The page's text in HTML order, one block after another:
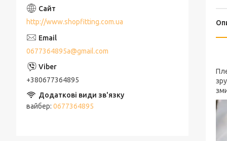
http://www.shopfitting.com.ua
0677364895a@gmail.com
+380677364895
вайбер 0677364895